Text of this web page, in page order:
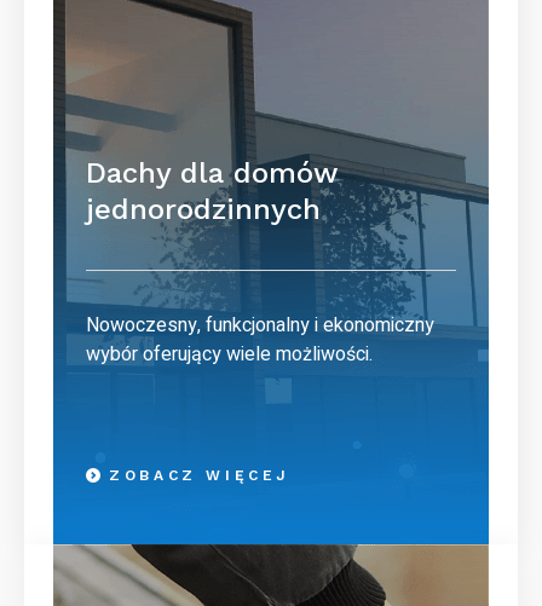
Dachy dla domów
jednorodzinnych
Nowoczesny, funkcjonalny i ekonomiczny
wybór oferujący wiele możliwości.
ZOBACZ WIĘCEJ